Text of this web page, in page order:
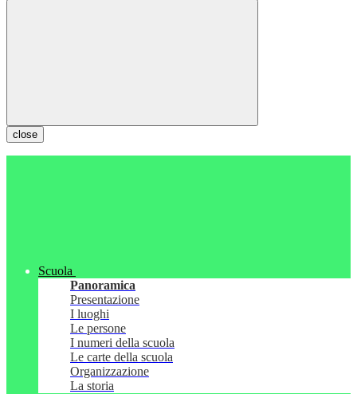
close
Scuola
Panoramica
Presentazione
I luoghi
Le persone
I numeri della scuola
Le carte della scuola
Organizzazione
La storia